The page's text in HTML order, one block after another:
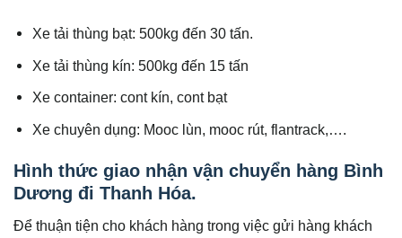
Xe tải thùng bạt: 500kg đến 30 tấn.
Xe tải thùng kín: 500kg đến 15 tấn
Xe container: cont kín, cont bạt
Xe chuyên dụng: Mooc lùn, mooc rút, flantrack,….
Hình thức giao nhận vận chuyển hàng Bình
Dương đi Thanh Hóa.
Để thuận tiện cho khách hàng trong việc gửi hàng khách